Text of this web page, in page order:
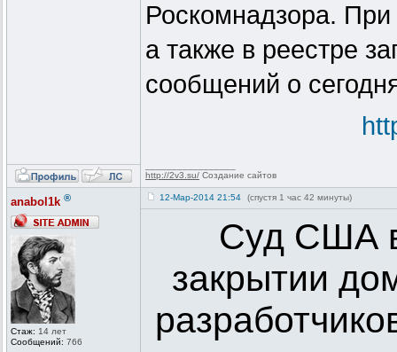
Роскомнадзора.
а также в реестре
сообщений о
http://2v3.su/ Создание сайтов
anabol1k ®
Стаж: 14 лет
Сообщений: 766
12-Мар-2014 21:54 (спустя 1 час 42 минуты)
Суд США
закрытии